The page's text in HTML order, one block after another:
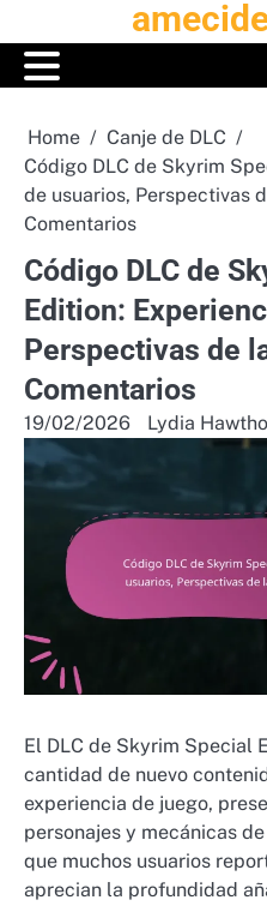
to
content
Home
Canje de DLC
Código DLC de Skyrim
de usuarios, Perspectivas
Comentarios
Código DLC de
Edition:
Perspectivas de
Comentarios
19/02/2026 Lydia
El DLC de Skyrim Special
cantidad de nuevo
experiencia de juego,
personajes y mecánicas
que muchos usuarios
aprecian la profundidad